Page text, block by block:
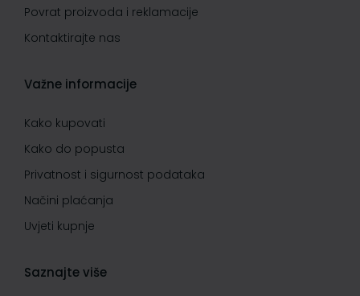
Povrat proizvoda i reklamacije
Kontaktirajte nas
Važne informacije
Kako kupovati
Kako do popusta
Privatnost i sigurnost podataka
Načini plaćanja
Uvjeti kupnje
Saznajte više